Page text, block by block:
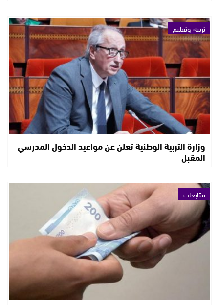
تربية وتعليم
وزارة التربية الوطنية تعلن عن مواعيد الدخول المدرسي
المقبل
متابعات